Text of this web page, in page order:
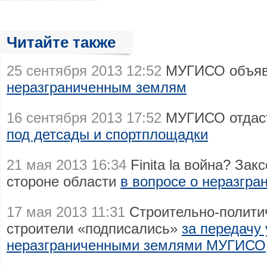
Читайте также
25 сентября 2013 12:52 МУГИСО
неразграниченным землям
16 сентября 2013 17:52 МУГИСО
под детсады и спортплощадки
21 мая 2013 16:34 Finita la война?
стороне области в вопросе о
17 мая 2013 11:31 Строительно-
строители «подписались» за передачу
неразграниченными землями МУГИСО